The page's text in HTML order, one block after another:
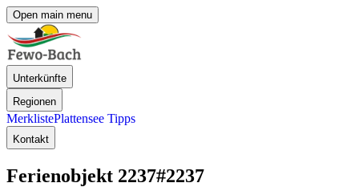
Open main menu
Unterkünfte
Regionen
MerklistePlattensee Tipps
Kontakt
Ferienobjekt 2237#2237